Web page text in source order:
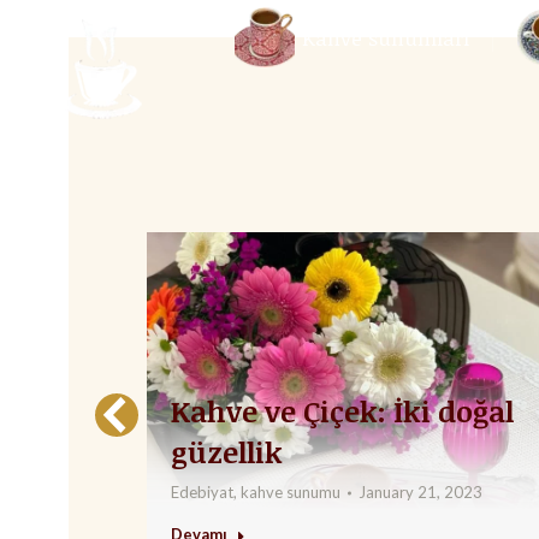
Kahve ve Çiçek: İki doğal
güzellik
Edebiyat, kahve sunumu January 21, 2023
Devamı